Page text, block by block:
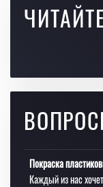
Покраска
Каждый из нас